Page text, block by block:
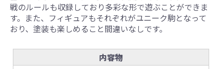
戦のルールも収録しており多彩な形で遊ぶことができま
す。また、フィギュアもそれぞれがユニーク駒となって
おり、塗装も楽しめること間違いなしです。
内容物